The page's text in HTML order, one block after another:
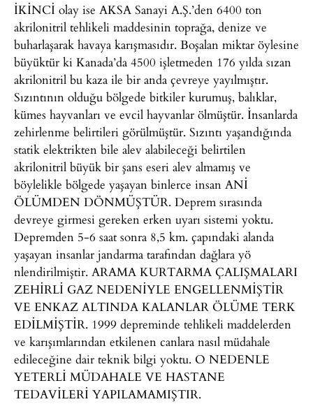
İKİNCİ olay ise AKSA Sanayi A.Ş.’den 6400 ton
akrilonitril tehlikeli maddesinin toprağa, denize ve
buharlaşarak havaya karışmasıdır. Boşalan miktar öylesine
büyüktür ki Kanada’da 4500 işletmeden 176 yılda sızan
akrilonitril bu kaza ile bir anda çevreye yayılmıştır.
Sızıntının olduğu bölgede bitkiler kurumuş, balıklar,
kümes hayvanları ve evcil hayvanlar ölmüştür. İnsanlarda
zehirlenme belirtileri görülmüştür. Sızıntı yaşandığında
statik elektrikten bile alev alabileceği belirtilen
akrilonitril büyük bir şans eseri alev almamış ve
böylelikle bölgede yaşayan binlerce insan ANİ
ÖLÜMDEN DÖNMÜŞTÜR. Deprem sırasında
devreye girmesi gereken erken uyarı sistemi yoktu.
Depremden 5-6 saat sonra 8,5 km. çapındaki alanda
yaşayan insanlar jandarma tarafından dağlara yö
nlendirilmiştir. ARAMA KURTARMA ÇALIŞMALARI
ZEHİRLİ GAZ NEDENİYLE ENGELLENMİŞTİR
VE ENKAZ ALTINDA KALANLAR ÖLÜME TERK
EDİLMİŞTİR. 1999 depreminde tehlikeli maddelerden
ve karışımlarından etkilenen canlara nasıl müdahale
edileceğine dair teknik bilgi yoktu. O NEDENLE
YETERLİ MÜDAHALE VE HASTANE
TEDAVİLERİ YAPILAMAMIŞTIR.